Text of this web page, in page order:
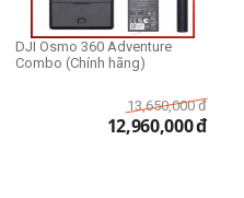
DJI Osmo 360 Adventure
Combo (Chính hãng)
13,650,000 đ
12,960,000đ